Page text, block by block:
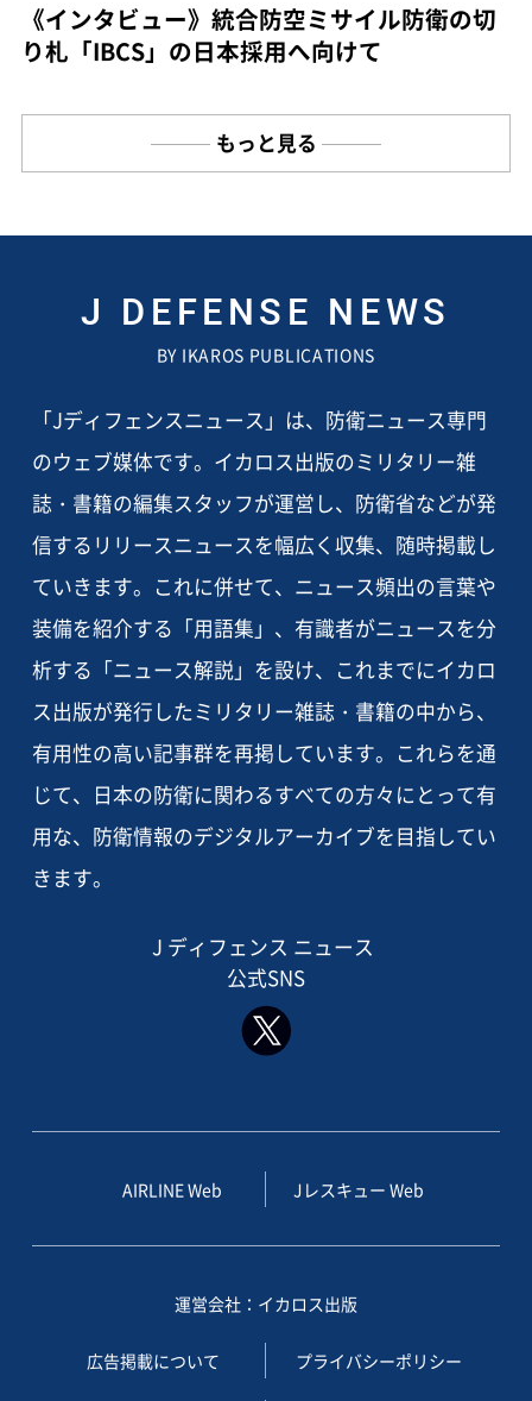
《インタビュー》統合防空ミサイル防衛の切
り札「IBCS」の日本採用へ向けて
もっと見る
J DEFENSE NEWS
BY IKAROS PUBLICATIONS
「Jディフェンスニュース」は、防衛ニュース専門
のウェブ媒体です。イカロス出版のミリタリー雑
誌・書籍の編集スタッフが運営し、防衛省などが発
信するリリースニュースを幅広く収集、随時掲載し
ていきます。これに併せて、ニュース頻出の言葉や
装備を紹介する「用語集」、有識者がニュースを分
析する「ニュース解説」を設け、これまでにイカロ
ス出版が発行したミリタリー雑誌・書籍の中から、
有用性の高い記事群を再掲しています。これらを通
じて、日本の防衛に関わるすべての方々にとって有
用な、防衛情報のデジタルアーカイブを目指してい
きます。
J ディフェンス ニュース
公式SNS
AIRLINE Web Jレスキュー Web
運営会社：イカロス出版
広告掲載について プライバシーポリシー